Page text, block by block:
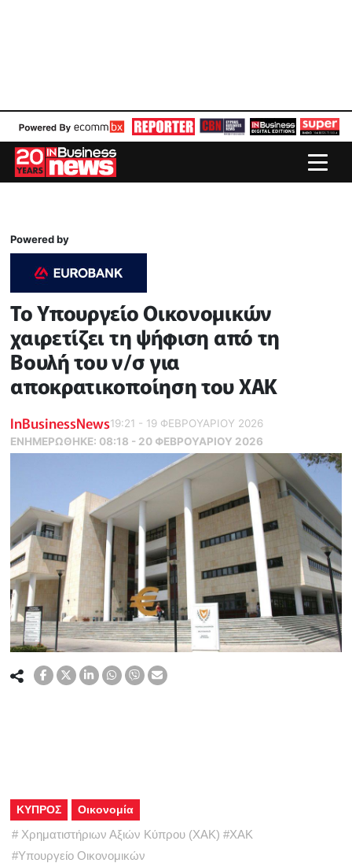
Powered by
Το Υπουργείο Οικονομικών
χαιρετίζει τη ψήφιση από τη
Βουλή του ν/σ για
αποκρατικοποίηση του ΧΑΚ
InBusinessNews19:21 - 19 ΦΕΒΡΟΥΑΡΙΟΥ 2026
ΕΝΗΜΕΡΏΘΗΚΕ: 08:18 - 20 ΦΕΒΡΟΥΑΡΙΟΥ 2026
ΚΥΠΡΟΣ Οικονομία
# Χρηματιστήριων Αξιών Κύπρου (ΧΑΚ) #ΧΑΚ
#Υπουργείο Οικονομικών